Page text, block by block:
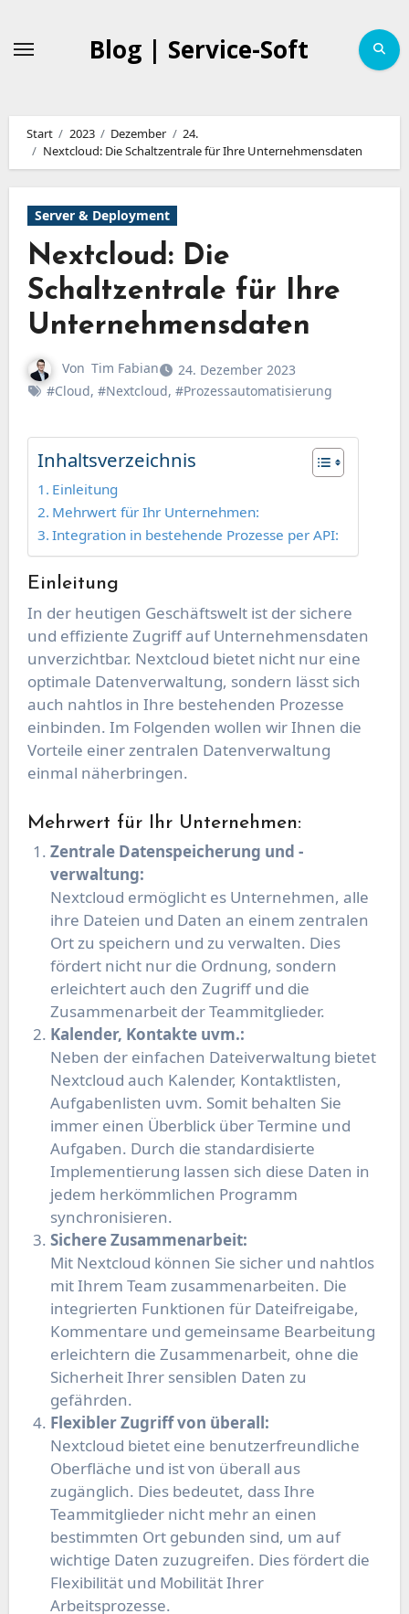
springen
Blog | Service-Soft
Start 2023 Dezember
24.
Nextcloud: Die Schaltzentrale für Ihre Unternehmensdaten
Server & Deployment
Nextcloud: Die
Schaltzentrale für Ihre
Unternehmensdaten
Von Tim Fabian
24. Dezember 2023
#Cloud, #Nextcloud, #Prozessautomatisierung
Inhaltsverzeichnis
Einleitung
Mehrwert für Ihr Unternehmen:
Integration in bestehende Prozesse per API:
Einleitung
In der heutigen Geschäftswelt ist der sichere
und effiziente Zugriff auf Unternehmensdaten
unverzichtbar. Nextcloud bietet nicht nur eine
optimale Datenverwaltung, sondern lässt sich
auch nahtlos in Ihre bestehenden Prozesse
einbinden. Im Folgenden wollen wir Ihnen die
Vorteile einer zentralen Datenverwaltung
einmal näherbringen.
Mehrwert für Ihr Unternehmen:
Zentrale Datenspeicherung und -
verwaltung:
Nextcloud ermöglicht es Unternehmen, alle
ihre Dateien und Daten an einem zentralen
Ort zu speichern und zu verwalten. Dies
fördert nicht nur die Ordnung, sondern
erleichtert auch den Zugriff und die
Zusammenarbeit der Teammitglieder.
Kalender, Kontakte uvm.:
Neben der einfachen Dateiverwaltung bietet
Nextcloud auch Kalender, Kontaktlisten,
Aufgabenlisten uvm. Somit behalten Sie
immer einen Überblick über Termine und
Aufgaben. Durch die standardisierte
Implementierung lassen sich diese Daten in
jedem herkömmlichen Programm
synchronisieren.
Sichere Zusammenarbeit:
Mit Nextcloud können Sie sicher und nahtlos
mit Ihrem Team zusammenarbeiten. Die
integrierten Funktionen für Dateifreigabe,
Kommentare und gemeinsame Bearbeitung
erleichtern die Zusammenarbeit, ohne die
Sicherheit Ihrer sensiblen Daten zu
gefährden.
Flexibler Zugriff von überall:
Nextcloud bietet eine benutzerfreundliche
Oberfläche und ist von überall aus
zugänglich. Dies bedeutet, dass Ihre
Teammitglieder nicht mehr an einen
bestimmten Ort gebunden sind, um auf
wichtige Daten zuzugreifen. Dies fördert die
Flexibilität und Mobilität Ihrer
Arbeitsprozesse.